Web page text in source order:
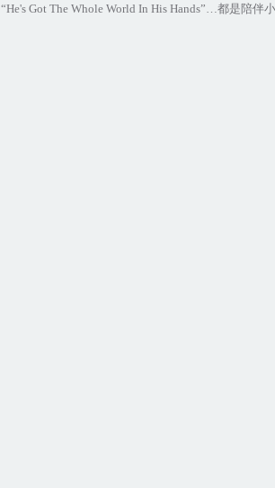
“He's Got The Whole World In His Hands”…都是陪伴